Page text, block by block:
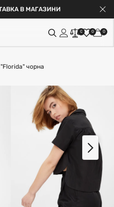
В МАГАЗИНИ
0 0 0
чорна